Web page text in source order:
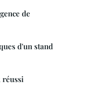
de
d'un stand
réussi